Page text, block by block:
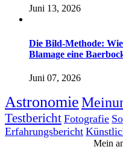
Juni 13, 2026
Die Bild-Methode:
Blamage eine
Juni 07, 2026
Astronomie
Testbericht Fotografie
Erfahrungsbericht
Mein